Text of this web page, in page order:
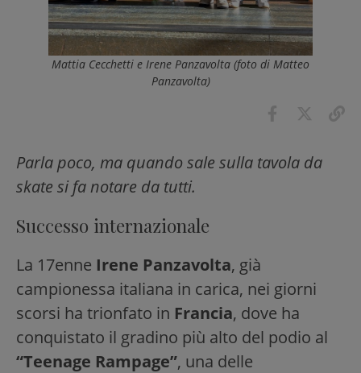
Mattia Cecchetti e Irene Panzavolta (foto di Matteo
Panzavolta)
Parla poco, ma quando sale sulla tavola da
skate si fa notare da tutti.
Successo internazionale
La 17enne Irene Panzavolta, già
campionessa italiana in carica, nei giorni
scorsi ha trionfato in Francia, dove ha
conquistato il gradino più alto del podio al
“Teenage Rampage”, una delle